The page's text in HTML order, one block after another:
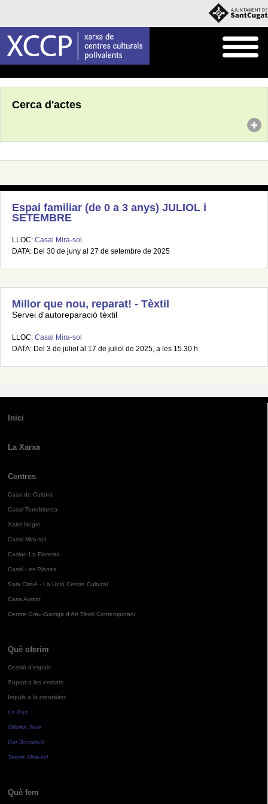
Cerca d'actes
Espai familiar (de 0 a 3 anys) JULIOL i
SETEMBRE
LLOC: Casal Mira-sol
DATA: Del 30 de juny al 27 de setembre de 2025
Millor que nou, reparat! - Tèxtil
Servei d'autoreparació tèxtil
LLOC: Casal Mira-sol
DATA: Del 3 de juliol al 17 de juliol de 2025, a les 15.30 h
Inici
La Xarxa
Centres
Casa de Cultura
Casal Torreblanca
Xalet Negre
Casal Mira-sol
Casino La Floresta
Casal Les Planes
Sala Clavé - La Unió Centre Cultural
Casa Aymat
Centre Grau-Garriga d'Art Tèxtil Contemporani
Què oferim
Cessió d'espais
Suport a les entitats
Impuls a la creativitat
La Pua
Oficina Jove
Bar Bocamoll
Teatre Mira-sol
Què fem